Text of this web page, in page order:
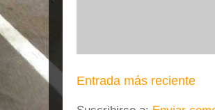
Entrada más reciente